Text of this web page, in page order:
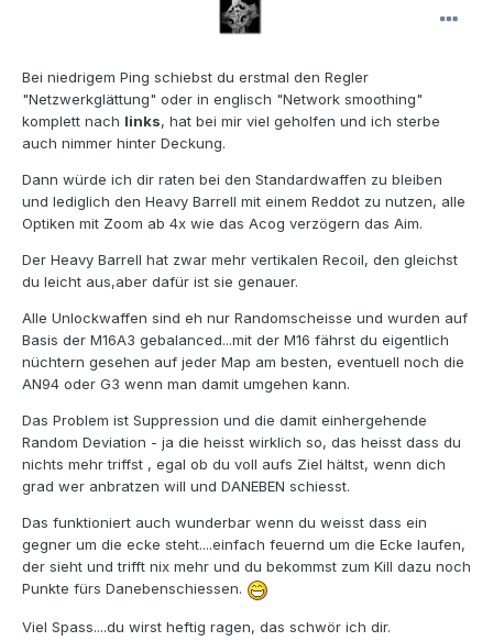
Bei niedrigem Ping schiebst du erstmal den Regler
"Netzwerkglättung" oder in englisch "Network smoothing"
komplett nach links, hat bei mir viel geholfen und ich sterbe
auch nimmer hinter Deckung.
Dann würde ich dir raten bei den Standardwaffen zu bleiben
und lediglich den Heavy Barrell mit einem Reddot zu nutzen, alle
Optiken mit Zoom ab 4x wie das Acog verzögern das Aim.
Der Heavy Barrell hat zwar mehr vertikalen Recoil, den gleichst
du leicht aus,aber dafür ist sie genauer.
Alle Unlockwaffen sind eh nur Randomscheisse und wurden auf
Basis der M16A3 gebalanced...mit der M16 fährst du eigentlich
nüchtern gesehen auf jeder Map am besten, eventuell noch die
AN94 oder G3 wenn man damit umgehen kann.
Das Problem ist Suppression und die damit einhergehende
Random Deviation - ja die heisst wirklich so, das heisst dass du
nichts mehr triffst , egal ob du voll aufs Ziel hältst, wenn dich
grad wer anbratzen will und DANEBEN schiesst.
Das funktioniert auch wunderbar wenn du weisst dass ein
gegner um die ecke steht....einfach feuernd um die Ecke laufen,
der sieht und trifft nix mehr und du bekommst zum Kill dazu noch
Punkte fürs Danebenschiessen.
Viel Spass....du wirst heftig ragen, das schwör ich dir.